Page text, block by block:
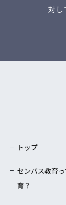
対し
トップ
センバス教育
育？